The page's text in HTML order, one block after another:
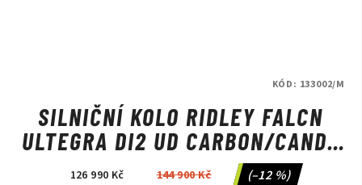
SILNIČNÍ KOLO RIDLEY FALCN
ULTEGRA DI2 UD CARBON/CANDY
RED METALLIC/SILVER
126 990 Kč 144 900 Kč (–12 %)
KÓD: 133002/M